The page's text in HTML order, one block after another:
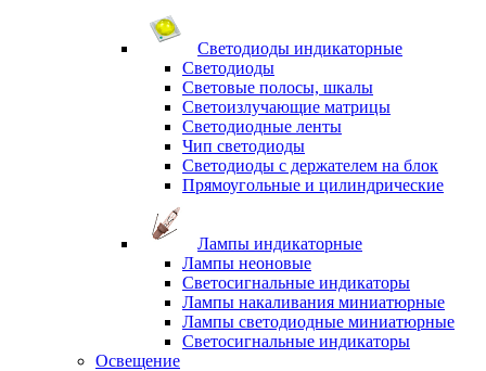
Светодиоды индикаторные
Светодиоды
Световые полосы, шкалы
Светоизлучающие матрицы
Светодиодные ленты
Чип светодиоды
Светодиоды с держателем на блок
Прямоугольные и цилиндрические
Лампы индикаторные
Лампы неоновые
Светосигнальные индикаторы
Лампы накаливания миниатюрные
Лампы светодиодные миниатюрные
Светосигнальные индикаторы
Освещение